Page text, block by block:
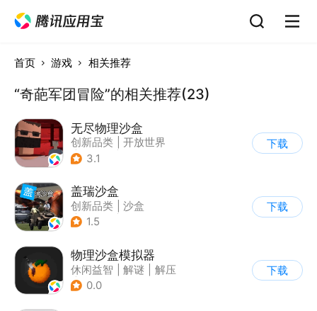
首页 游戏 相关推荐
“奇葩军团冒险”的相关推荐(23)
无尽物理沙盒
创新品类
开放世界
| 像素风
3.1
下载
盖瑞沙盒
创新品类
沙盒
| 像素风
1.5
下载
物理沙盒模拟器
休闲益智 解谜
解压
| 脑洞
0.0
下载